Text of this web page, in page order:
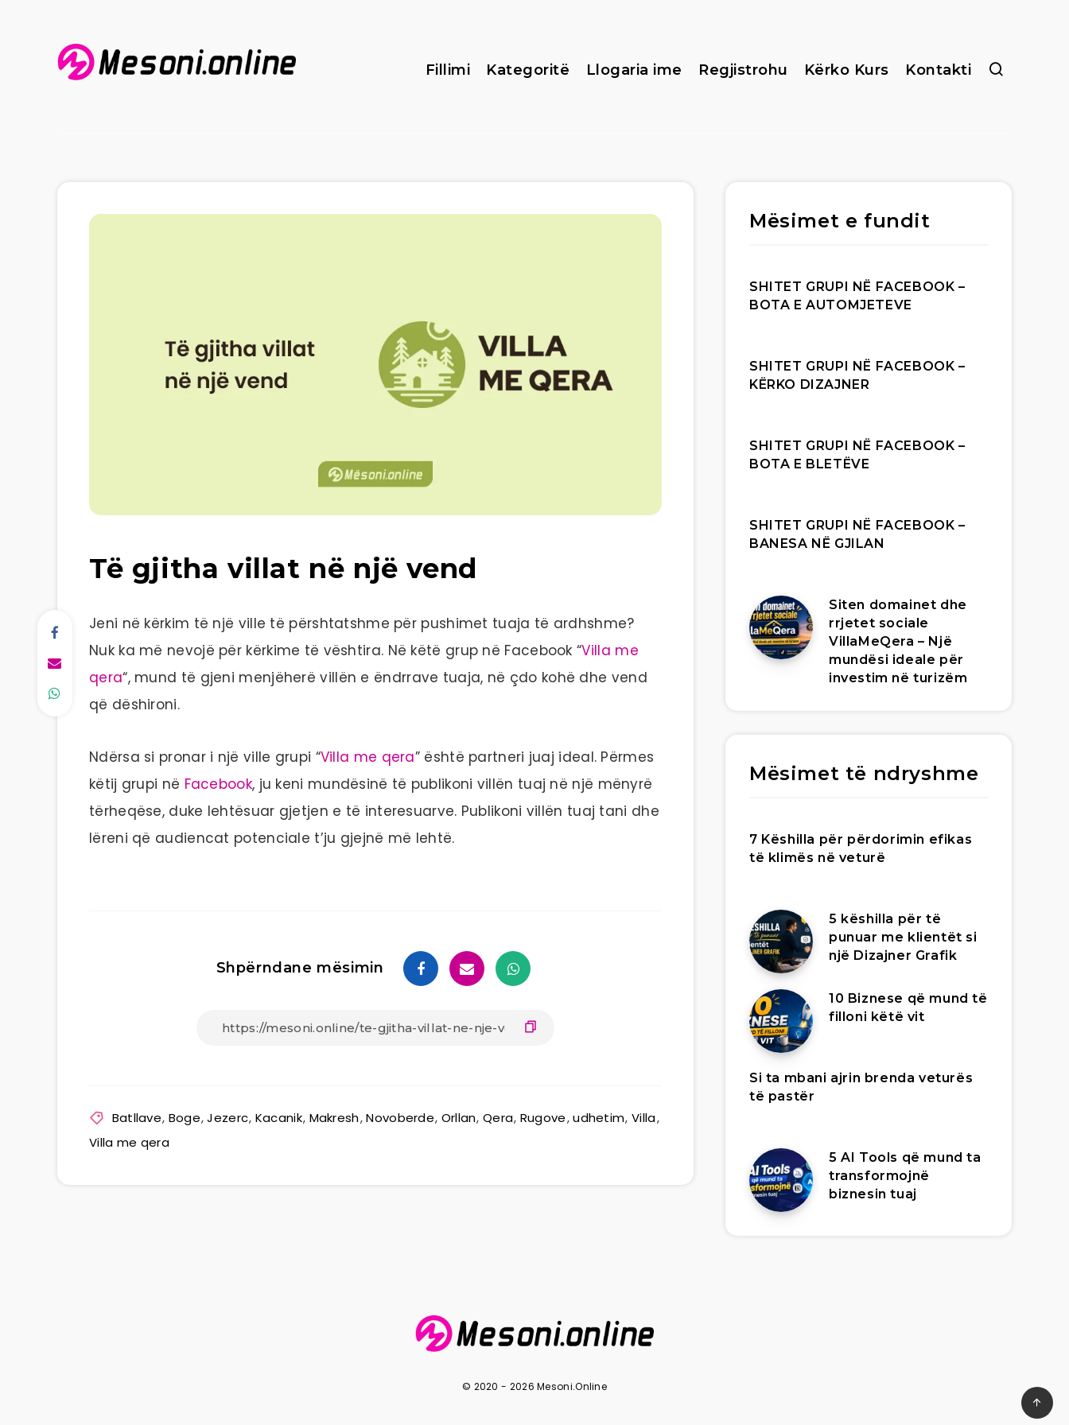
Fillimi Kategoritë Llogaria ime Regjistrohu Kërko Kurs Kontakti
Të gjitha villat në një vend
Jeni në kërkim të një ville të përshtatshme për pushimet tuaja të ardhshme?
Nuk ka më nevojë për kërkime të vështira. Në këtë grup në Facebook “Villa me
qera“, mund të gjeni menjëherë villën e ëndrrave tuaja, në çdo kohë dhe vend
që dëshironi.
Ndërsa si pronar i një ville grupi “Villa me qera” është partneri juaj ideal. Përmes
këtij grupi në Facebook, ju keni mundësinë të publikoni villën tuaj në një mënyrë
tërheqëse, duke lehtësuar gjetjen e të interesuarve. Publikoni villën tuaj tani dhe
lëreni që audiencat potenciale t’ju gjejnë më lehtë.
Shpërndane mësimin
Batllave, Boge,Jezerc, Kacanik, Makresh,Novoberde, Orllan,Qera, Rugove,udhetim, Villa,
Villa me qera
Mësimet e fundit
SHITET GRUPI NË FACEBOOK –
BOTA E AUTOMJETEVE
SHITET GRUPI NË FACEBOOK –
KËRKO DIZAJNER
SHITET GRUPI NË FACEBOOK –
BOTA E BLETËVE
SHITET GRUPI NË FACEBOOK –
BANESA NË GJILAN
Siten domainet dhe
rrjetet sociale
VillaMeQera – Një
mundësi ideale për
investim në turizëm
Mësimet të ndryshme
7 Këshilla për përdorimin efikas
të klimës në veturë
5 këshilla për të
punuar me klientët si
një Dizajner Grafik
10 Biznese që mund të
filloni këtë vit
Si ta mbani ajrin brenda veturës
të pastër
5 AI Tools që mund ta
transformojnë
biznesin tuaj
© 2020 - 2026 Mesoni.Online